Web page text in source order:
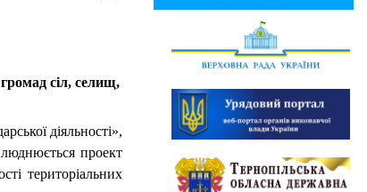
сіл, селищ,
діяльності»,
проект
територіальних